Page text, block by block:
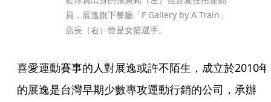
員，展逸旗下餐廳「F Gallery by A Train」
店長（右）曾是女籃選手。
喜愛運動賽事的人對展逸或許不陌生，成立於2010年
的展逸是台灣早期少數專攻運動行銷的公司，承辦